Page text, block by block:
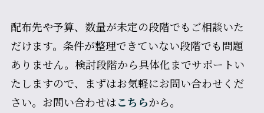
配布先や予算、数量が未定の段階でもご相談いた
だけます。条件が整理できていない段階でも問題
ありません。検討段階から具体化までサポートい
たしますので、まずはお気軽にお問い合わせくだ
さい。お問い合わせはこちらから。